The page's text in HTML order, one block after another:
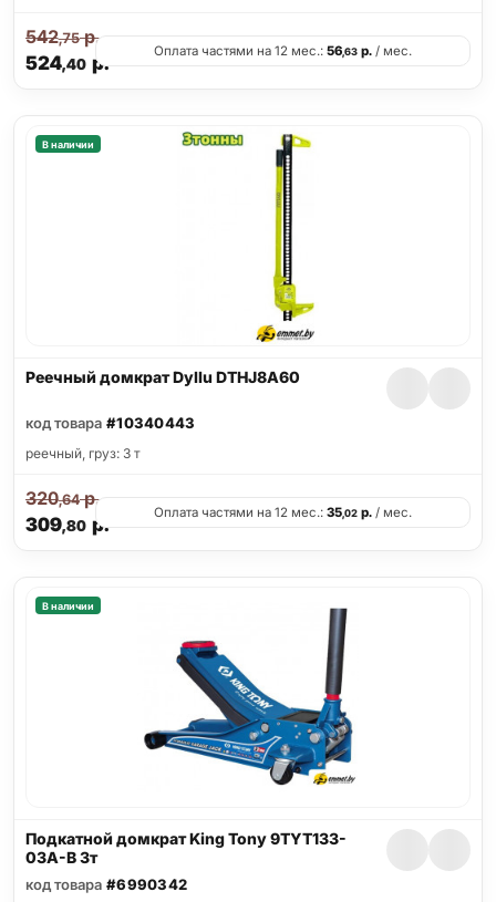
524,40р.
542,75р.
Оплата частями на 12 мес.: 56,63 р. / мес.
В наличии
Реечный домкрат Dyllu DTHJ8A60
код товара #10340443
реечный, груз: 3 т
309,80р.
320,64р.
Оплата частями на 12 мес.: 35,02 р. / мес.
В наличии
Подкатной домкрат King Tony 9TYT133-
03A-B 3т
код товара #6990342